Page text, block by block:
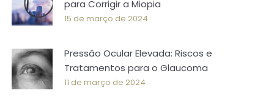
para Corrigir a Miopia
15 de março de 2024
Pressão Ocular Elevada: Riscos e
Tratamentos para o Glaucoma
11 de março de 2024